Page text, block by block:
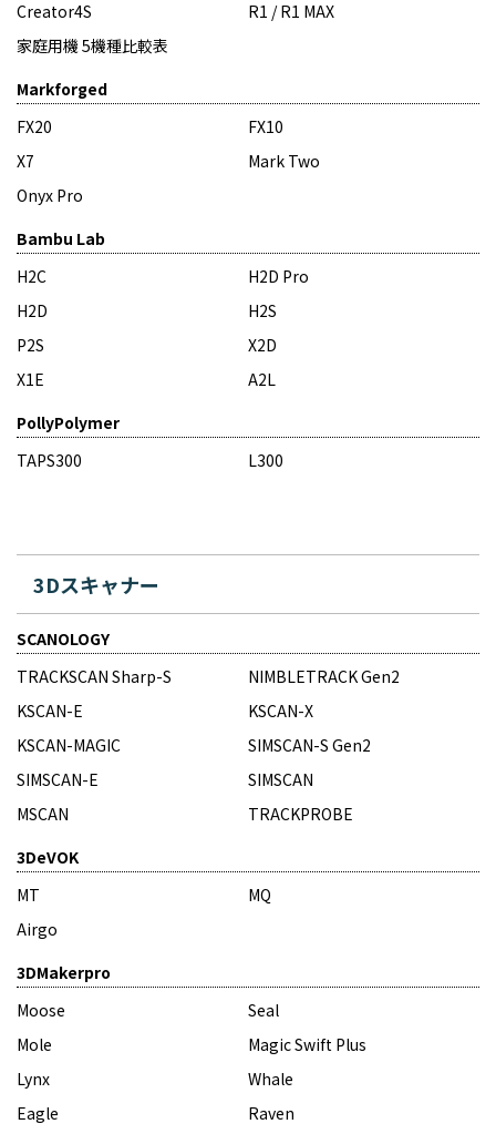
Creator4S
R1 / R1 MAX
家庭用機 5機種比較表
Markforged
FX20
FX10
X7
Mark Two
Onyx Pro
Bambu Lab
H2C
H2D Pro
H2D
H2S
P2S
X2D
X1E
A2L
PollyPolymer
TAPS300
L300
3Dスキャナー
SCANOLOGY
TRACKSCAN Sharp-S
NIMBLETRACK Gen2
KSCAN-E
KSCAN-X
KSCAN-MAGIC
SIMSCAN-S Gen2
SIMSCAN-E
SIMSCAN
MSCAN
TRACKPROBE
3DeVOK
MT
MQ
Airgo
3DMakerpro
Moose
Seal
Mole
Magic Swift Plus
Lynx
Whale
Eagle
Raven